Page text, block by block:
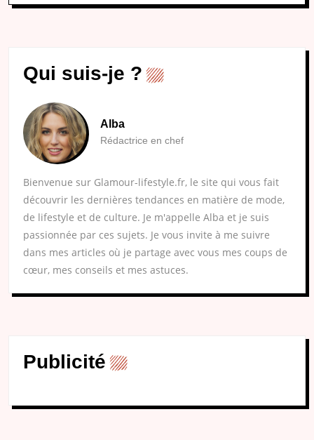
Qui suis-je ?
Alba
Rédactrice en chef
Bienvenue sur Glamour-lifestyle.fr, le site qui vous fait
découvrir les dernières tendances en matière de mode,
de lifestyle et de culture. Je m'appelle Alba et je suis
passionnée par ces sujets. Je vous invite à me suivre
dans mes articles où je partage avec vous mes coups de
cœur, mes conseils et mes astuces.
Publicité